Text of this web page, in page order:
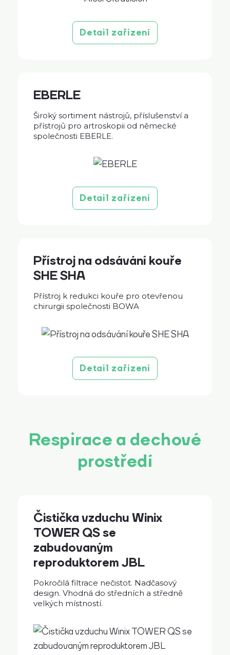
Detail zařízení
EBERLE
Široký sortiment nástrojů, příslušenství a
přístrojů pro artroskopii od německé
společnosti EBERLE.
Detail zařízení
Přístroj na odsávání kouře
SHE SHA
Přístroj k redukci kouře pro otevřenou
chirurgii společnosti BOWA
Detail zařízení
Respirace a dechové
prostředí
Čistička vzduchu Winix
TOWER QS se
zabudovaným
reproduktorem JBL
Pokročilá filtrace nečistot. Nadčasový
design. Vhodná do středních a středně
velkých místností.